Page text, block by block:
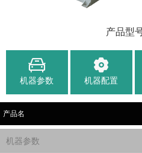
产品型
机器参数 机器配置
产品名
机器参数